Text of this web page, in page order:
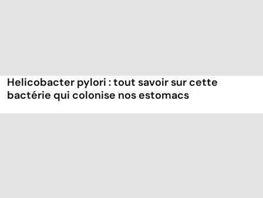
Helicobacter pylori : tout savoir sur cette
bactérie qui colonise nos estomacs